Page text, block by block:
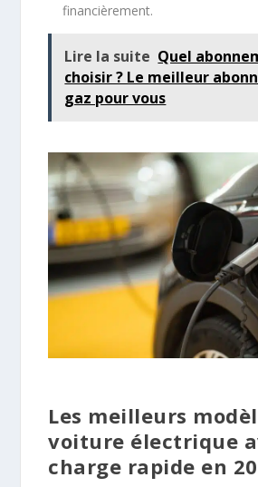
financièrement.
Lire la suite Quel
choisir ? Le meilleur
gaz pour vous
Les meilleurs
voiture électrique
charge rapide en